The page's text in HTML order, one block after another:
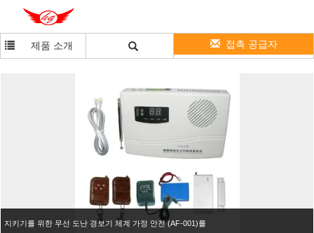
제품 소개 접촉 공급자
지키기를 위한 무선 도난 경보기 체계 가정 안전 (AF-001)를